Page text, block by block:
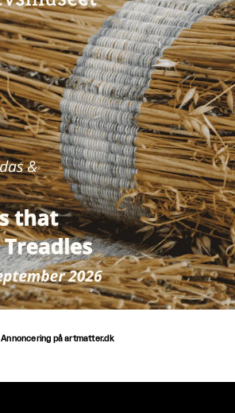
Annoncering på artmatter.dk